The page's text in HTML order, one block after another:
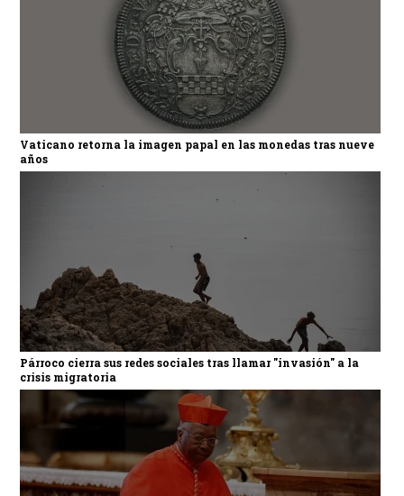
Vaticano retorna la imagen papal en las monedas tras nueve
años
Párroco cierra sus redes sociales tras llamar "invasión" a la
crisis migratoria